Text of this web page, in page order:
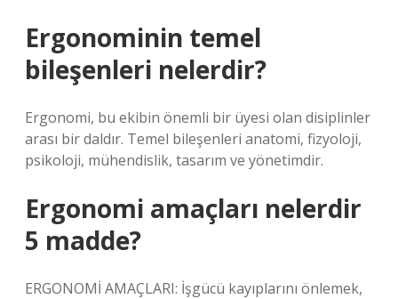
Ergonominin temel
bileşenleri nelerdir?
Ergonomi, bu ekibin önemli bir üyesi olan disiplinler
arası bir daldır. Temel bileşenleri anatomi, fizyoloji,
psikoloji, mühendislik, tasarım ve yönetimdir.
Ergonomi amaçları nelerdir
5 madde?
ERGONOMİ AMAÇLARI: İşgücü kayıplarını önlemek,